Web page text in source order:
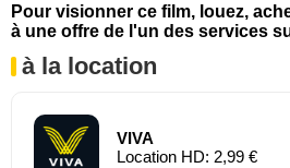
Pour visionner ce film, louez,
à une offre de l'un des services
à la location
VIVA
Location HD: 2,99 €